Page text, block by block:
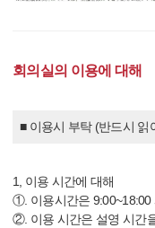
회의실의 이용에 대해
■ 이용시 부탁 (반드시 읽
1, 이용 시간에 대해
①. 이용시간은 9:00~18:00
②. 이용 시간은 설영 시간